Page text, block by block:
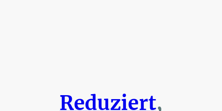
Reduziert,